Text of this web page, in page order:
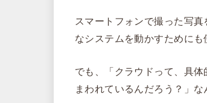
スマートフォンで撮った写
なシステムを動かすために
でも、「クラウドって、具
まわれているんだろう？」